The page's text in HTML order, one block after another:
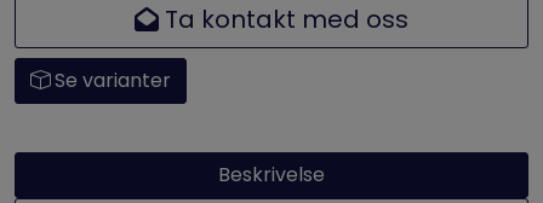
Ta kontakt med oss
Se varianter
Beskrivelse